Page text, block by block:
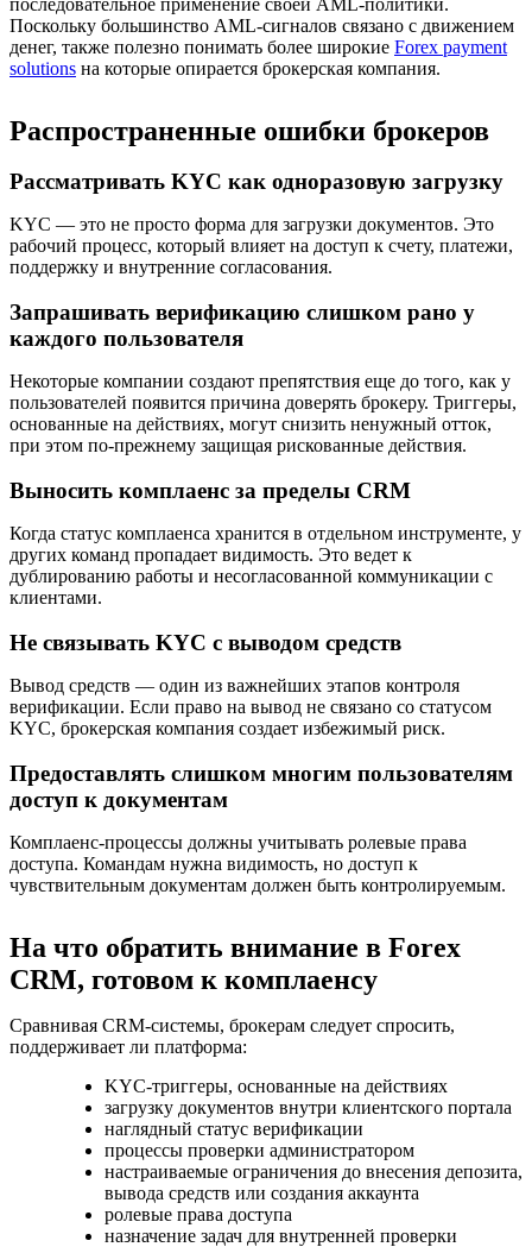
последовательное применение своей AML-политики.
Поскольку большинство AML-сигналов связано с движением
денег, также полезно понимать более широкие Forex payment
solutions на которые опирается брокерская компания.
Распространенные ошибки брокеров
Рассматривать KYC как одноразовую загрузку
KYC — это не просто форма для загрузки документов. Это
рабочий процесс, который влияет на доступ к счету, платежи,
поддержку и внутренние согласования.
Запрашивать верификацию слишком рано у
каждого пользователя
Некоторые компании создают препятствия еще до того, как у
пользователей появится причина доверять брокеру. Триггеры,
основанные на действиях, могут снизить ненужный отток,
при этом по-прежнему защищая рискованные действия.
Выносить комплаенс за пределы CRM
Когда статус комплаенса хранится в отдельном инструменте, у
других команд пропадает видимость. Это ведет к
дублированию работы и несогласованной коммуникации с
клиентами.
Не связывать KYC с выводом средств
Вывод средств — один из важнейших этапов контроля
верификации. Если право на вывод не связано со статусом
KYC, брокерская компания создает избежимый риск.
Предоставлять слишком многим пользователям
доступ к документам
Комплаенс-процессы должны учитывать ролевые права
доступа. Командам нужна видимость, но доступ к
чувствительным документам должен быть контролируемым.
На что обратить внимание в Forex
CRM, готовом к комплаенсу
Сравнивая CRM-системы, брокерам следует спросить,
поддерживает ли платформа:
KYC-триггеры, основанные на действиях
загрузку документов внутри клиентского портала
наглядный статус верификации
процессы проверки администратором
настраиваемые ограничения до внесения депозита,
вывода средств или создания аккаунта
ролевые права доступа
назначение задач для внутренней проверки